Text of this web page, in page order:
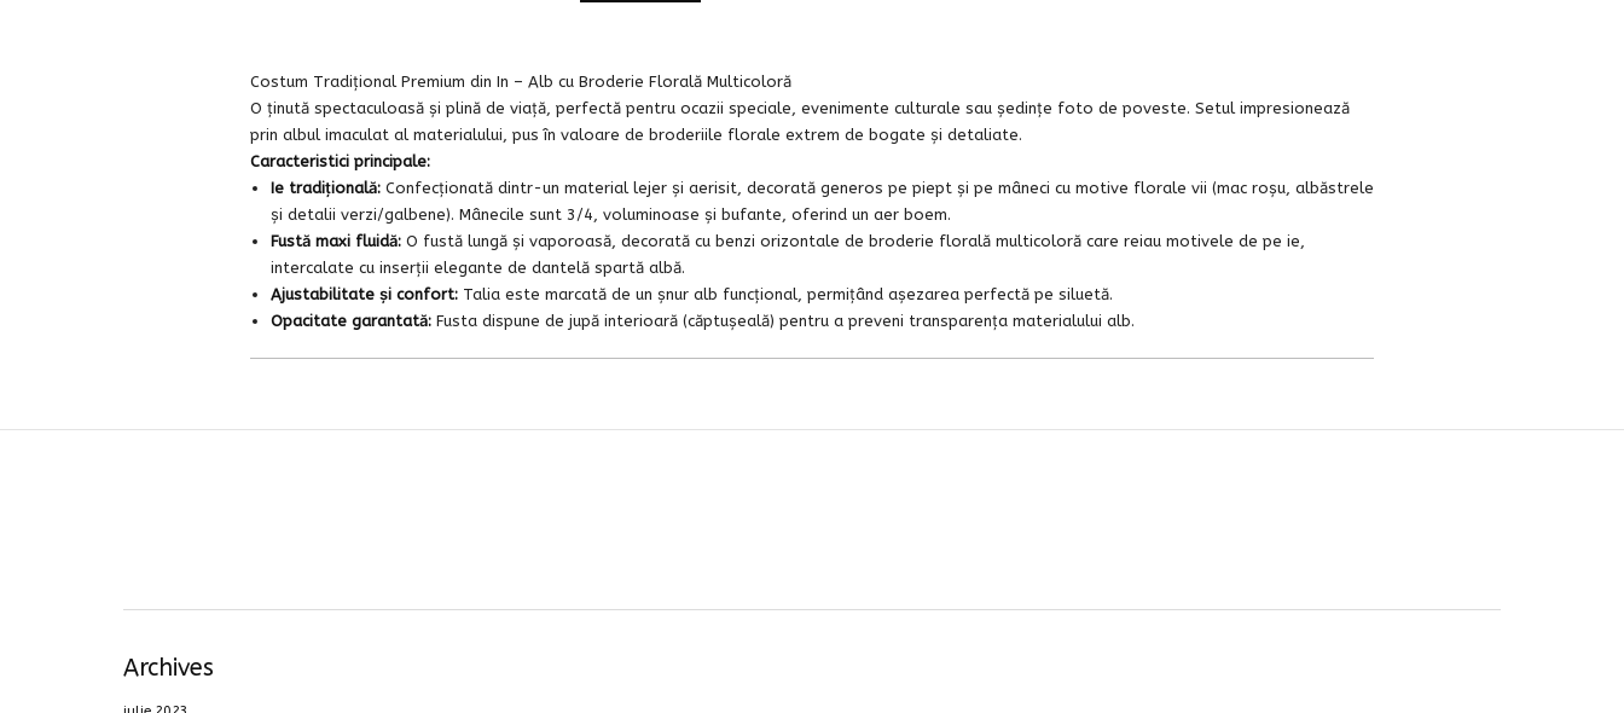
Costum Tradițional Premium din In – Alb cu Broderie Florală Multicoloră
O ținută spectaculoasă și plină de viață, perfectă pentru ocazii speciale, evenimente culturale sau ședințe foto de poveste. Setul impresionează
prin albul imaculat al materialului, pus în valoare de broderiile florale extrem de bogate și detaliate.
Caracteristici principale:
Ie tradițională:Confecționată dintr-un material lejer și aerisit, decorată generos pe piept și pe mâneci cu motive florale vii (mac roșu, albăstrele
și detalii verzi/galbene). Mânecile sunt 3/4, voluminoase și bufante, oferind un aer boem.
Fustă maxi fluidă:O fustă lungă și vaporoasă, decorată cu benzi orizontale de broderie florală multicoloră care reiau motivele de pe ie,
intercalate cu inserții elegante de dantelă spartă albă.
Ajustabilitate și confort:Talia este marcată de un șnur alb funcțional, permițând așezarea perfectă pe siluetă.
Opacitate garantată:Fusta dispune de jupă interioară (căptușeală) pentru a preveni transparența materialului alb.
Archives